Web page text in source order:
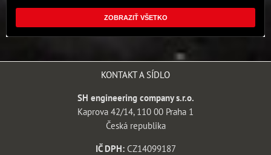
ZOBRAZIŤ VŠETKO
KONTAKT A SÍDLO
SH engineering company s.r.o.
Kaprova 42/14, 110 00 Praha 1
Česká republika
IČ DPH:CZ14099187